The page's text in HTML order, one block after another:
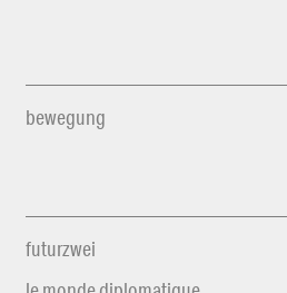
bewegung
futurzwei